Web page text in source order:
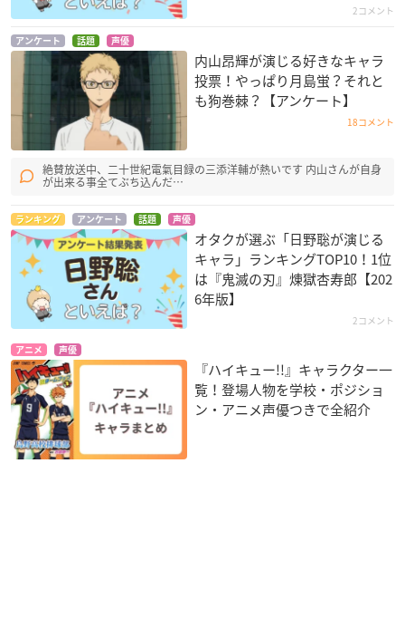
2コメント
アンケート 話題 声優
内山昂輝が演じる好きなキャラ
投票！やっぱり月島蛍？それと
も狗巻棘？【アンケート】
18コメント
絶賛放送中、二十世紀電氣目録の三添洋輔が熱いです 内山さんが自身
が出来る事全てぶち込んだ…
ランキング アンケート 話題 声優
オタクが選ぶ「日野聡が演じる
キャラ」ランキングTOP10！1位
は『鬼滅の刃』煉󠄁獄杏寿郎【202
6年版】
2コメント
アニメ 声優
『ハイキュー!!』キャラクター一
覧！登場人物を学校・ポジショ
ン・アニメ声優つきで全紹介